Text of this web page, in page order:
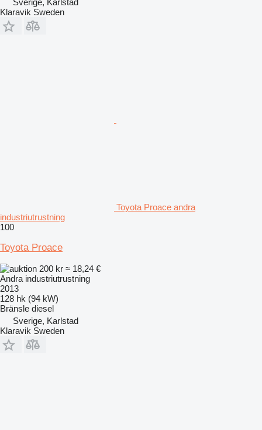
Klaravik Sweden
Toyota Proace andra
industriutrustning
100
Toyota Proace
200 kr ≈ 18,24 €
Andra industriutrustning
2013
128 hk (94 kW)
Bränsle diesel
Sverige, Karlstad
Klaravik Sweden